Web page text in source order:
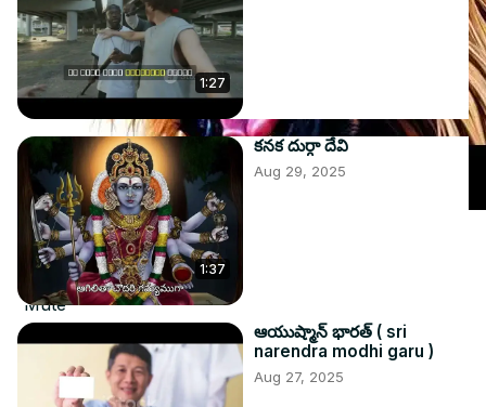
Video Player is loading.
Play Video
Mute
Current Time
Duration
1:16
1:27
1:37
కనక దుర్గా దేవి
Aug 29, 2025
ఆయుష్మాన్ భారత్ ( sri
narendra modhi garu )
Aug 27, 2025